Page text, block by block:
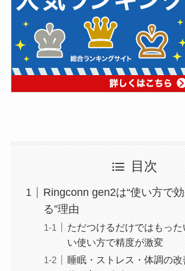
目次
Ringconn gen2は“使い方で
る”理由
ただつけるだけではもった
い使い方で精度が激変
睡眠・ストレス・体調の改